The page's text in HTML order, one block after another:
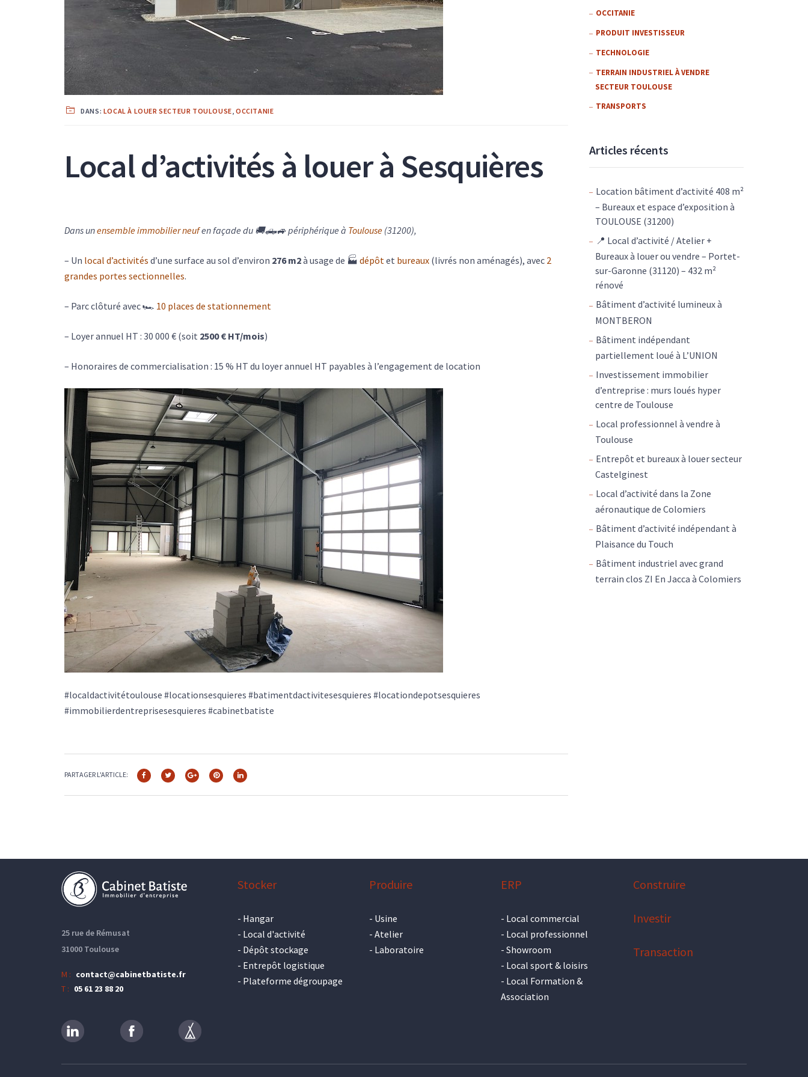
DANS: LOCAL À LOUER SECTEUR TOULOUSE ,OCCITANIE
Local d’activités à louer à Sesquières
Dans unensemble immobilier neufen façade du 🚚🛻🚙 périphérique à Toulouse (31200),
– Un local d’activités d’une surface au sol d’environ 276 m2à usage de 🏭 dépôt et bureaux (livrés non aménagés), avec 2
grandes portes sectionnelles.
– Parc clôturé avec 🏎 10 places de stationnement
– Loyer annuel HT : 30 000 € (soit 2500 € HT/mois)
– Honoraires de commercialisation : 15 % HT du loyer annuel HT payables à l’engagement de location
#localdactivitétoulouse #locationsesquieres #batimentdactivitesesquieres #locationdepotsesquieres
#immobilierdentreprisesesquieres #cabinetbatiste
PARTAGER L'ARTICLE:
OCCITANIE
PRODUIT INVESTISSEUR
TECHNOLOGIE
TERRAIN INDUSTRIEL À VENDRE
SECTEUR TOULOUSE
TRANSPORTS
Articles récents
Location bâtiment d’activité 408 m²
– Bureaux et espace d’exposition à
TOULOUSE (31200)
📍 Local d’activité / Atelier +
Bureaux à louer ou vendre – Portet-
sur-Garonne (31120) – 432 m²
rénové
Bâtiment d’activité lumineux à
MONTBERON
Bâtiment indépendant
partiellement loué à L’UNION
Investissement immobilier
d’entreprise : murs loués hyper
centre de Toulouse
Local professionnel à vendre à
Toulouse
Entrepôt et bureaux à louer secteur
Castelginest
Local d’activité dans la Zone
aéronautique de Colomiers
Bâtiment d’activité indépendant à
Plaisance du Touch
Bâtiment industriel avec grand
terrain clos ZI En Jacca à Colomiers
25 rue de Rémusat
31000 Toulouse
M : contact@cabinetbatiste.fr
T : 05 61 23 88 20
Stocker
- Hangar
- Local d'activité
- Dépôt stockage
- Entrepôt logistique
- Plateforme dégroupage
Produire
- Usine
- Atelier
- Laboratoire
ERP
- Local commercial
- Local professionnel
- Showroom
- Local sport & loisirs
- Local Formation &
Association
Construire
Investir
Transaction